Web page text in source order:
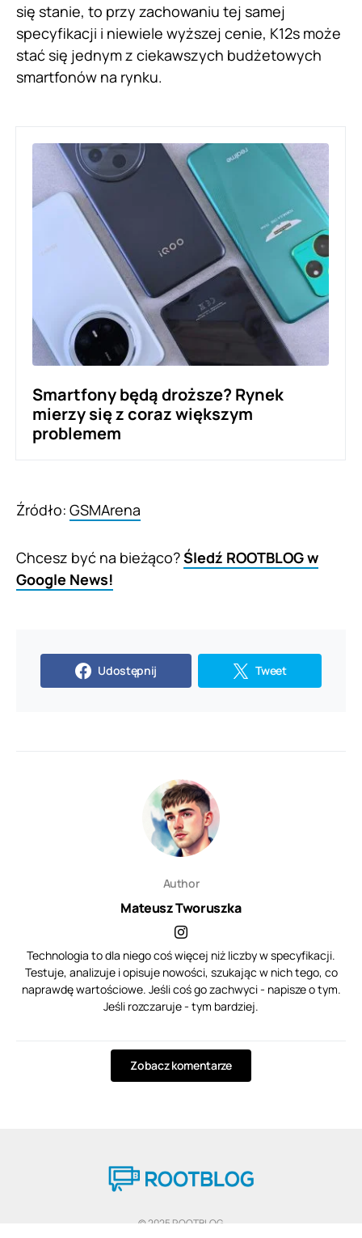
się stanie, to przy zachowaniu tej samej
specyfikacji i niewiele wyższej cenie, K12s może
stać się jednym z ciekawszych budżetowych
smartfonów na rynku.
Smartfony będą droższe? Rynek
mierzy się z coraz większym
problemem
Źródło: GSMArena
Chcesz być na bieżąco?Śledź ROOTBLOG w
Google News!
Udostępnij Tweet
Author
Mateusz Tworuszka
Technologia to dla niego coś więcej niż liczby w specyfikacji.
Testuje, analizuje i opisuje nowości, szukając w nich tego, co
naprawdę wartościowe. Jeśli coś go zachwyci - napisze o tym.
Jeśli rozczaruje - tym bardziej.
Zobacz komentarze
© 2025 ROOTBLOG